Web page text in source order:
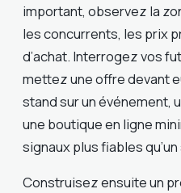
important, observez la
les concurrents, les prix
d’achat. Interrogez vos
mettez une offre devant
stand sur un événement,
une boutique en ligne
signaux plus fiables
Construisez ensuite un